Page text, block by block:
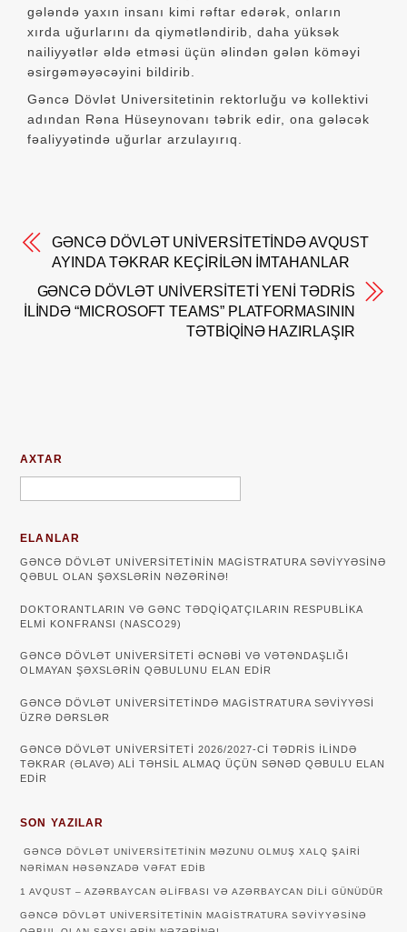
gələndə yaxın insanı kimi rəftar edərək, onların
xırda uğurlarını da qiymətləndirib, daha yüksək
nailiyyətlər əldə etməsi üçün əlindən gələn köməyi
əsirgəməyəcəyini bildirib.
Gəncə Dövlət Universitetinin rektorluğu və kollektivi
adından Rəna Hüseynovanı təbrik edir, ona gələcək
fəaliyyətində uğurlar arzulayırıq.
GƏNCƏ DÖVLƏT UNİVERSİTETİNDƏ AVQUST
AYINDA TƏKRAR KEÇİRİLƏN İMTAHANLAR
GƏNCƏ DÖVLƏT UNİVERSİTETİ YENİ TƏDRİS
İLİNDƏ “MICROSOFT TEAMS” PLATFORMASININ
TƏTBİQİNƏ HAZIRLAŞIR
AXTAR
ELANLAR
GƏNCƏ DÖVLƏT UNIVERSITETININ MAGISTRATURA SƏVIYYƏSINƏ
QƏBUL OLAN ŞƏXSLƏRIN NƏZƏRINƏ!
DOKTORANTLARIN VƏ GƏNC TƏDQİQATÇILARIN RESPUBLİKA
ELMİ KONFRANSI (NASCO29)
GƏNCƏ DÖVLƏT UNIVERSITETI ƏCNƏBI VƏ VƏTƏNDAŞLIĞI
OLMAYAN ŞƏXSLƏRIN QƏBULUNU ELAN EDIR
GƏNCƏ DÖVLƏT UNIVERSITETINDƏ MAGISTRATURA SƏVIYYƏSI
ÜZRƏ DƏRSLƏR
GƏNCƏ DÖVLƏT UNİVERSİTETİ 2026/2027-Cİ TƏDRİS İLİNDƏ
TƏKRAR (ƏLAVƏ) ALİ TƏHSİL ALMAQ ÜÇÜN SƏNƏD QƏBULU ELAN
EDİR
SON YAZILAR
GƏNCƏ DÖVLƏT UNIVERSITETININ MƏZUNU OLMUŞ XALQ ŞAIRI
NƏRIMAN HƏSƏNZADƏ VƏFAT EDIB
1 AVQUST – AZƏRBAYCAN ƏLIFBASI VƏ AZƏRBAYCAN DILI GÜNÜDÜR
GƏNCƏ DÖVLƏT UNIVERSITETININ MAGISTRATURA SƏVIYYƏSINƏ